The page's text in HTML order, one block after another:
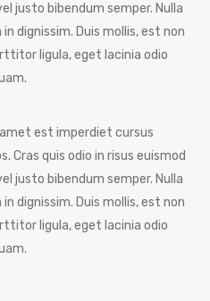
justo bibendum semper. Nulla
dignissim. Duis mollis, est non
ligula, eget lacinia odio
est imperdiet cursus
Cras quis odio in risus euismod
justo bibendum semper. Nulla
dignissim. Duis mollis, est non
ligula, eget lacinia odio